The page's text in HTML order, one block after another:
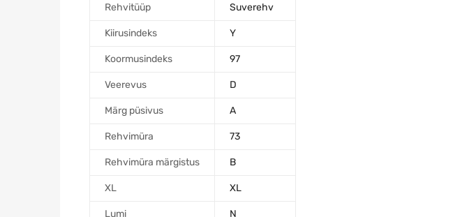
Rehvitüüp Suverehv
Kiirusindeks Y
Koormusindeks 97
Veerevus D
Märg püsivus A
Rehvimüra 73
Rehvimüra märgistus B
XL XL
Lumi N